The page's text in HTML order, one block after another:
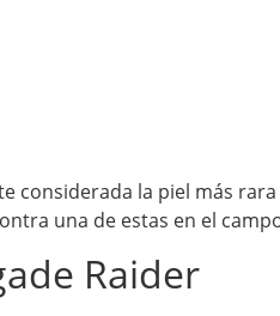
considerada la piel más
una de estas en el
Raider